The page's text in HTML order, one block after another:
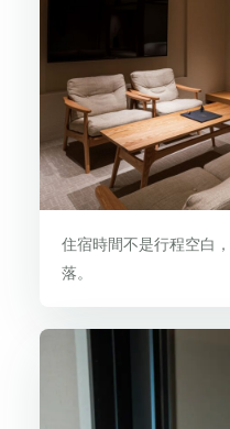
住宿時間不是行程空白
落。